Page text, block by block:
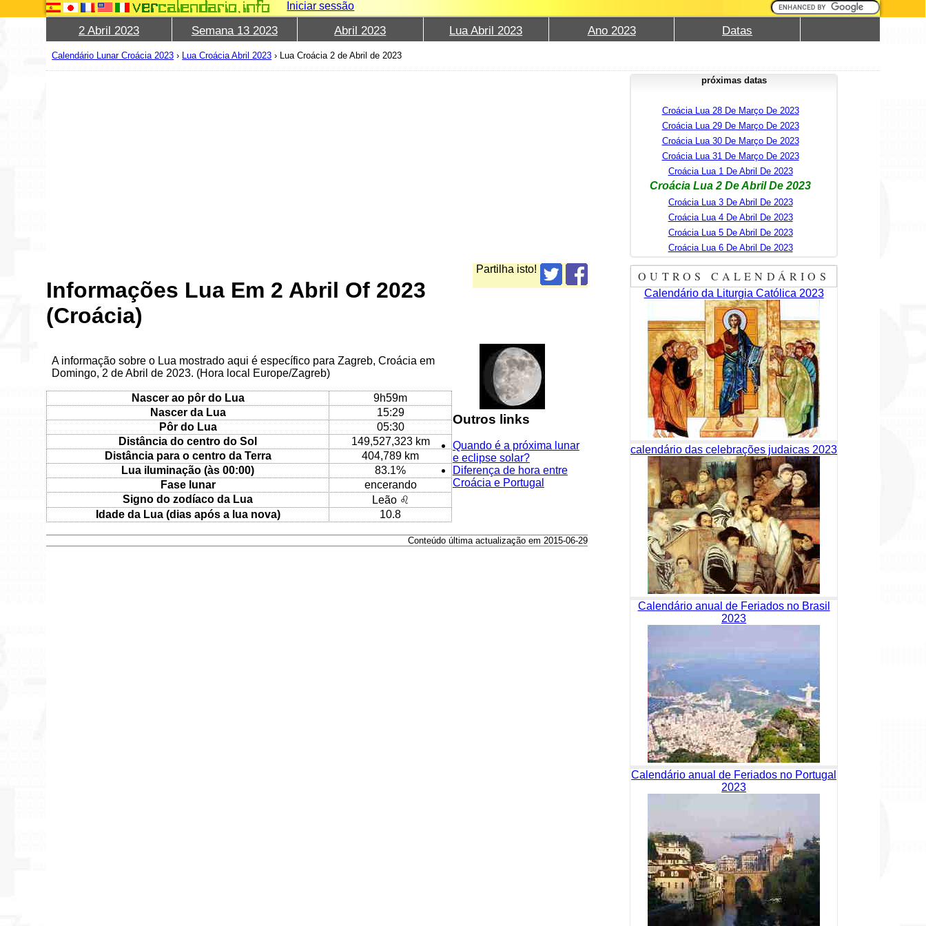
Iniciar sessão
2 Abril 2023 Semana 13 2023 Abril 2023 Lua Abril 2023 Ano 2023 Datas
Calendário Lunar Croácia 2023 › Lua Croácia Abril 2023 › Lua Croácia 2 de Abril de 2023
Partilha isto!
Informações Lua Em 2 Abril Of 2023
(Croácia)
A informação sobre o Lua mostrado aqui é específico para Zagreb, Croácia em
Domingo, 2 de Abril de 2023. (Hora local Europe/Zagreb)
Nascer ao pôr do Lua
9h59m
Nascer da Lua
15:29
Pôr do Lua
05:30
Distância do centro do Sol
149,527,323 km
Distância para o centro da Terra
404,789 km
Lua iluminação (às 00:00)
83.1%
Fase lunar
encerando
Signo do zodíaco da Lua
Leão ♌
Idade da Lua (dias após a lua nova)
10.8
Outros links
Quando é a próxima lunar
e eclipse solar?
Diferença de hora entre
Croácia e Portugal
Conteúdo última actualização em 2015-06-29
próximas datas
Croácia Lua 28 De Março De 2023
Croácia Lua 29 De Março De 2023
Croácia Lua 30 De Março De 2023
Croácia Lua 31 De Março De 2023
Croácia Lua 1 De Abril De 2023
Croácia Lua 2 De Abril De 2023
Croácia Lua 3 De Abril De 2023
Croácia Lua 4 De Abril De 2023
Croácia Lua 5 De Abril De 2023
Croácia Lua 6 De Abril De 2023
OUTROS CALENDÁRIOS
Calendário da Liturgia Católica 2023
calendário das celebrações judaicas 2023
Calendário anual de Feriados no Brasil
2023
Calendário anual de Feriados no Portugal
2023